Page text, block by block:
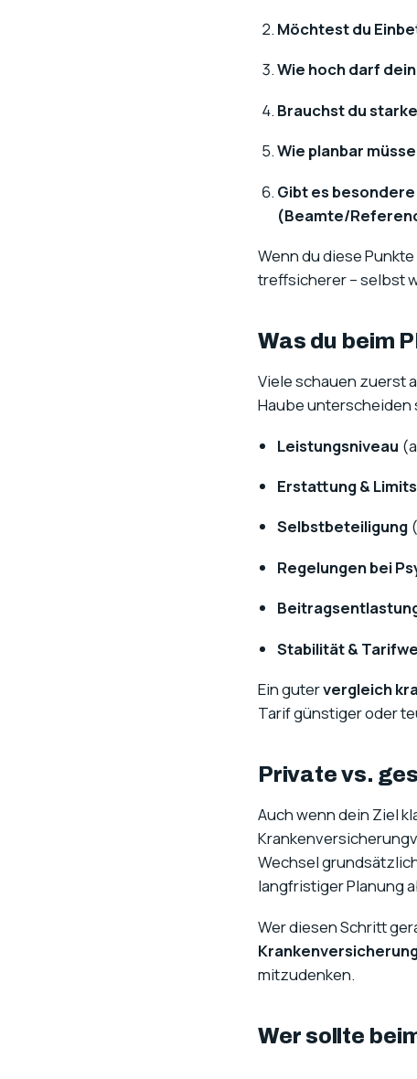
Möchtest du
Wie hoch darf
Brauchst du
Wie planbar
Gibt es
(Beamte/
Wenn du diese
treffsicherer – selbst
Was du beim
Viele schauen zuerst
Haube unterscheiden
Leistungsniveau
Erstattung & Limits
Selbstbeteiligung
Regelungen bei
Stabilität &
Ein gutervergleich
Tarif günstiger oder
Private vs.
Auch wenn dein Ziel
Wechsel
langfristiger Planung
Wer diesen Schritt
mitzudenken.
Wer sollte